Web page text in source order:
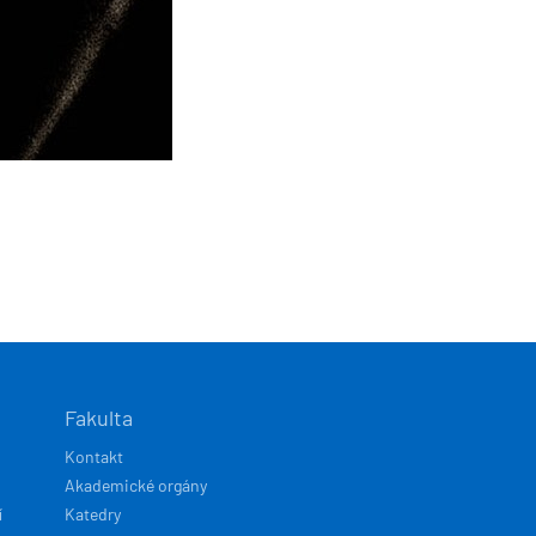
Fakulta
Kontakt
Akademické orgány
Katedry